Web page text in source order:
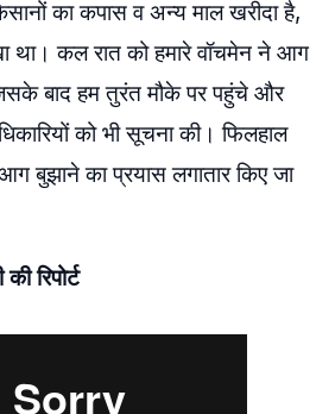
का कपास व अन्य माल खरीदा है,
था। कल रात को हमारे वॉचमेन ने आग
बाद हम तुरंत मौके पर पहुंचे और
को भी सूचना की। फिलहाल
बुझाने का प्रयास लगातार किए जा
रिपोर्ट